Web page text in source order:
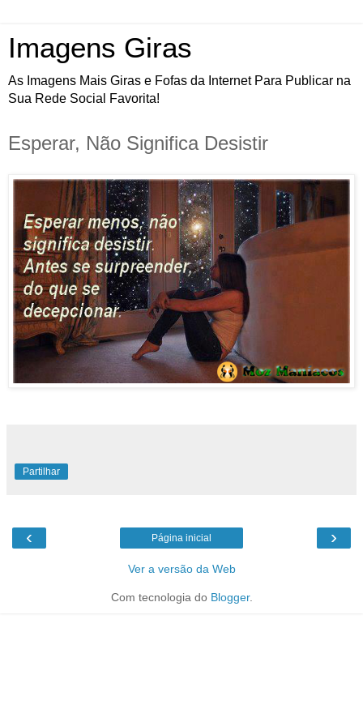
Imagens Giras
As Imagens Mais Giras e Fofas da Internet Para Publicar na
Sua Rede Social Favorita!
Esperar, Não Significa Desistir
Partilhar
‹ ›
Página inicial
Ver a versão da Web
Com tecnologia do Blogger.